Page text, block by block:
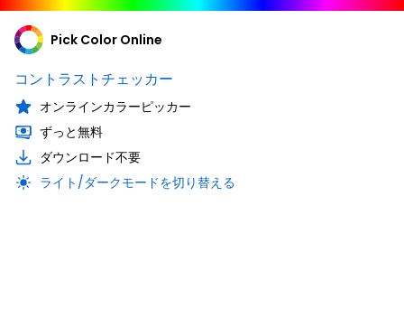
Pick Color Online
コントラストチェッカー
オンラインカラーピッカー
ずっと無料
ダウンロード不要
ライト/ダークモードを切り替える